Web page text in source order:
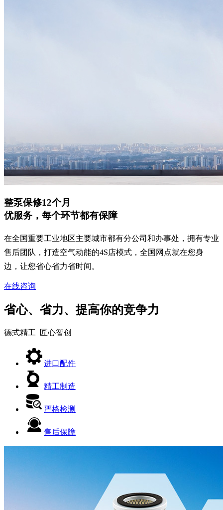
整泵保修12个月
优服务，每个环节都有保障
在全国重要工业地区主要城市都有分公司和办事处，拥有专业
售后团队，打造空气动能的4S店模式，全国网点就在您身
边，让您省心省力省时间。
在线咨询
省心、省力、提高你的竞争力
德式精工 匠心智创
进口配件
精工制造
严格检测
售后保障